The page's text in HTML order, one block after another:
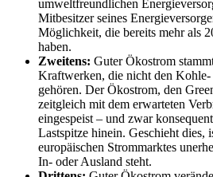
umweltfreundlichen
Mitbesitzer seines
Möglichkeit, die bereits mehr als
haben.
Zweitens: Guter Ökostrom
Kraftwerken, die nicht den
gehören. Der Ökostrom, den
zeitgleich mit dem erwarteten
eingespeist – und zwar
Lastspitze hinein. Geschieht dies,
europäischen Strommarktes
In- oder Ausland steht.